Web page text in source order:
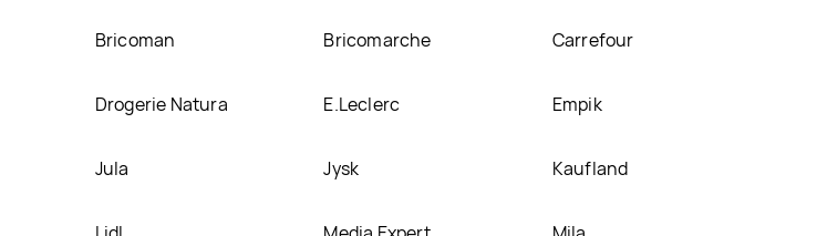
Bricoman Bricomarche Carrefour
Drogerie Natura E.Leclerc Empik
Jula Jysk Kaufland